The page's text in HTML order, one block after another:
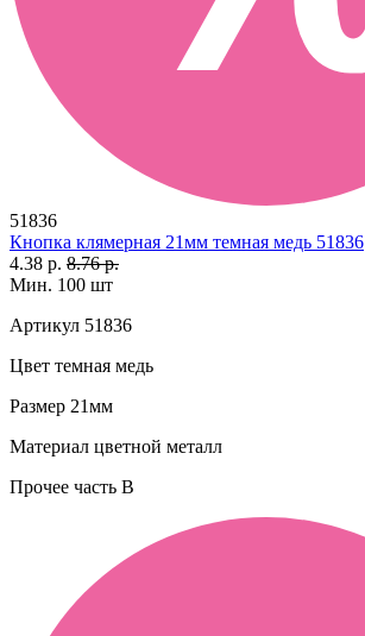
51836
Кнопка клямерная 21мм темная медь 51836
4.38 р. 8.76 р.
Мин. 100 шт
Артикул 51836
Цвет темная медь
Размер 21мм
Материал цветной металл
Прочее часть B